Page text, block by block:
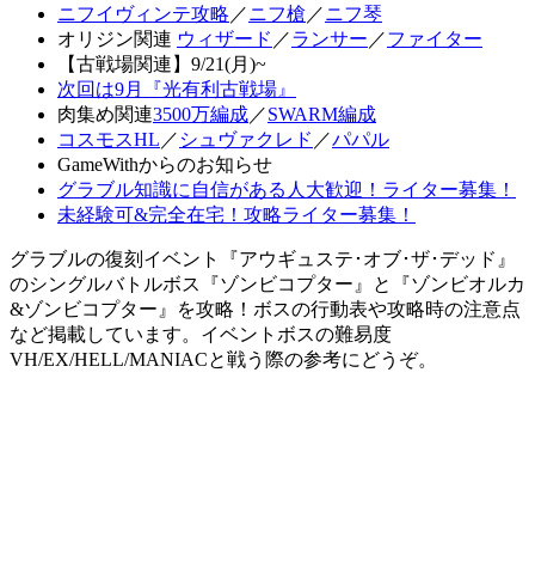
ニフイヴィンテ攻略 ／ニフ槍 ／ニフ琴
オリジン関連 ウィザード ／ランサー ／ファイター
【古戦場関連】9/21(月)~
次回は9月『光有利古戦場』
肉集め関連3500万編成／SWARM編成
コスモスHL ／ シュヴァクレド ／パパル
GameWithからのお知らせ
グラブル知識に自信がある人大歓迎！ライター募集！
未経験可&完全在宅！攻略ライター募集！
グラブルの復刻イベント『アウギュステ･オブ･ザ･デッド』
のシングルバトルボス『ゾンビコプター』と『ゾンビオルカ
&ゾンビコプター』を攻略！ボスの行動表や攻略時の注意点
など掲載しています。イベントボスの難易度
VH/EX/HELL/MANIACと戦う際の参考にどうぞ。